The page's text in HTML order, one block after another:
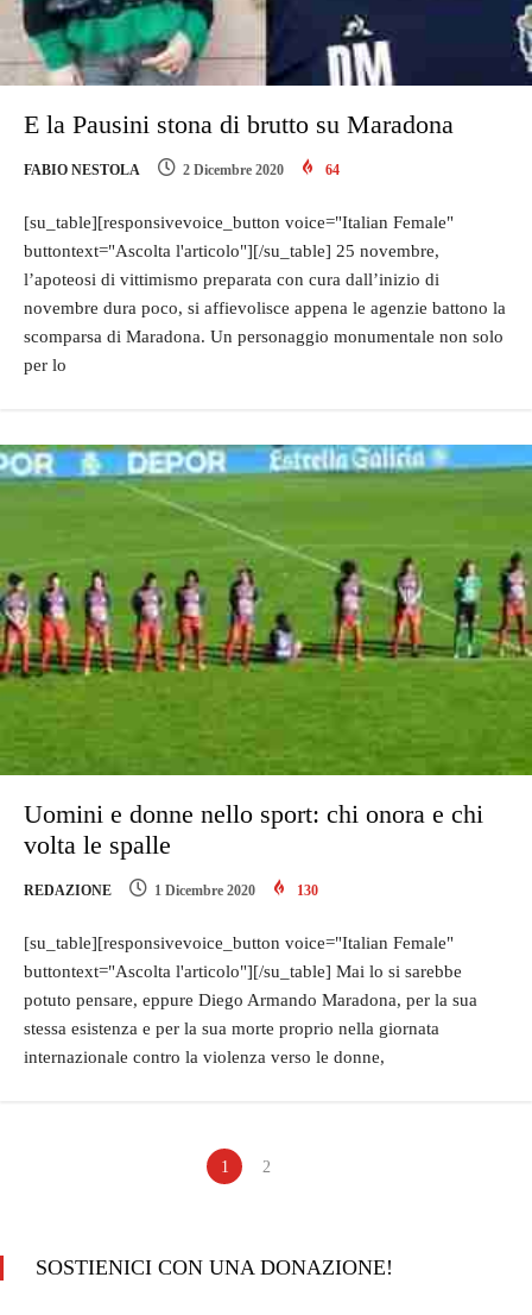
E la Pausini stona di brutto su Maradona
FABIO NESTOLA 2 Dicembre 2020 64
[su_table][responsivevoice_button voice="Italian Female"
buttontext="Ascolta l'articolo"][/su_table] 25 novembre,
l’apoteosi di vittimismo preparata con cura dall’inizio di
novembre dura poco, si affievolisce appena le agenzie battono la
scomparsa di Maradona. Un personaggio monumentale non solo
per lo
Uomini e donne nello sport: chi onora e chi
volta le spalle
REDAZIONE 1 Dicembre 2020 130
[su_table][responsivevoice_button voice="Italian Female"
buttontext="Ascolta l'articolo"][/su_table] Mai lo si sarebbe
potuto pensare, eppure Diego Armando Maradona, per la sua
stessa esistenza e per la sua morte proprio nella giornata
internazionale contro la violenza verso le donne,
1 2
SOSTIENICI CON UNA DONAZIONE!